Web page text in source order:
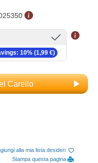
10% (1,99 €)
Carello
alla mia lista desideri
Stampa questa pagina